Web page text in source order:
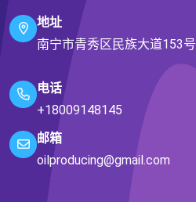
地址
南宁市青秀区民族大道153号
电话
+18009148145
邮箱
oilproducing@gmail.com